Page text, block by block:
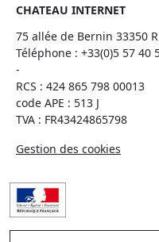
CHATEAU INTERNET
75 allée de Bernin 33350
Téléphone : +33(0)5 57 40
-
RCS : 424 865 798 00013
code APE : 513 J
TVA : FR43424865798
Gestion des cookies